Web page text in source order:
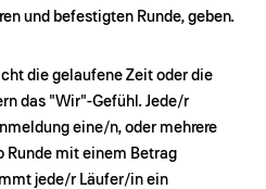
und befestigten Runde, geben.
die gelaufene Zeit oder die
das "Wir"-Gefühl. Jede/r
eine/n, oder mehrere
Runde mit einem Betrag
jede/r Läufer/in ein